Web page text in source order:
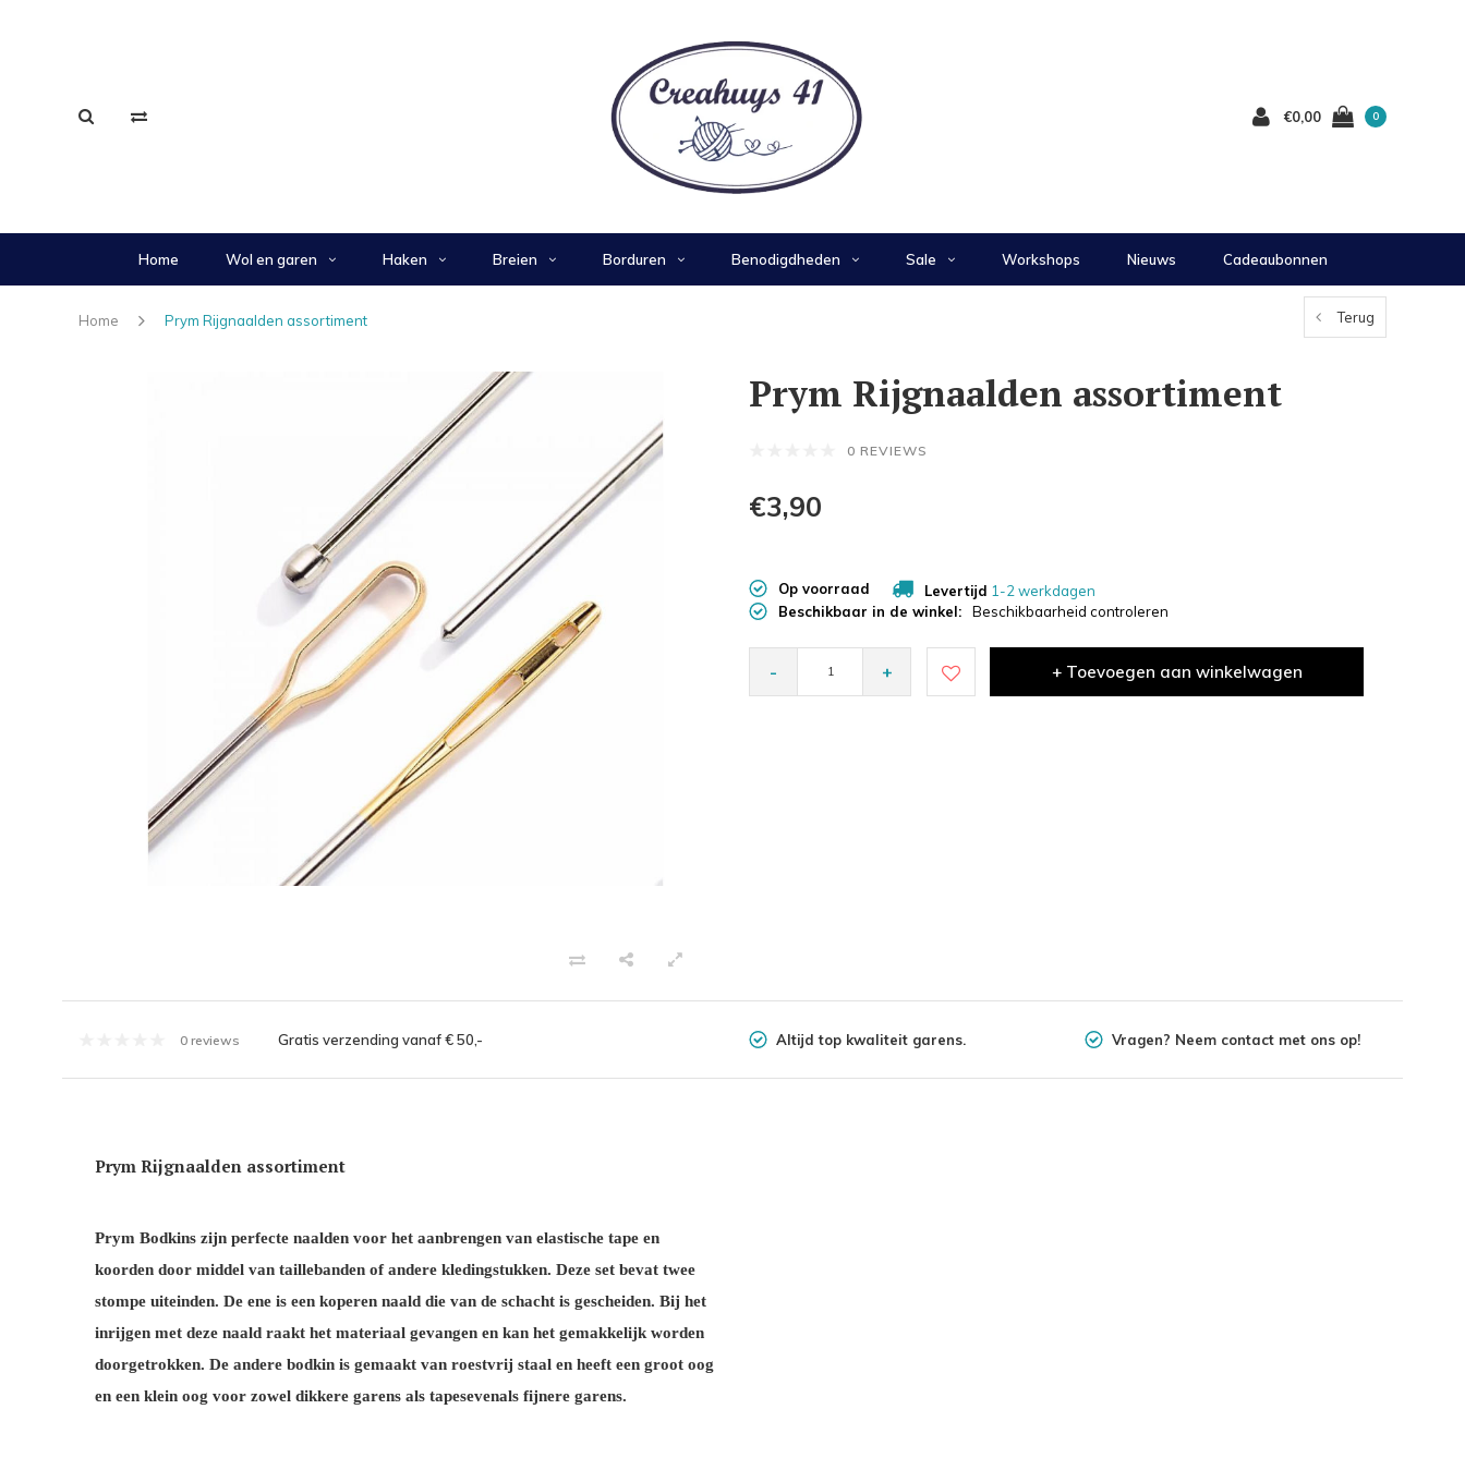
€0,00 0
Home Wol en garen Haken Breien Borduren Benodigdheden Sale Workshops Nieuws Cadeaubonnen
Home Prym Rijgnaalden assortiment Terug
Prym Rijgnaalden assortiment
0 REVIEWS
€3,90
Op voorraad Levertijd 1-2 werkdagen
Beschikbaar in de winkel:
Beschikbaarheid controleren
- + + Toevoegen aan winkelwagen
0 reviews Gratis verzending vanaf € 50,- Altijd top kwaliteit garens. Vragen? Neem contact met ons op!
Prym Rijgnaalden assortiment
Prym Bodkins zijn perfecte naalden voor het aanbrengen van elastische tape en
koorden door middel van taillebanden of andere kledingstukken. Deze set bevat twee
stompe uiteinden. De ene is een koperen naald die van de schacht is gescheiden. Bij het
inrijgen met deze naald raakt het materiaal gevangen en kan het gemakkelijk worden
doorgetrokken. De andere bodkin is gemaakt van roestvrij staal en heeft een groot oog
en een klein oog voor zowel dikkere garens als tapesevenals fijnere garens.